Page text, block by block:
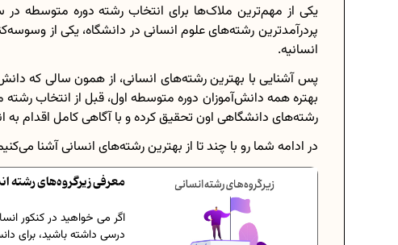
یکی از مهم‌ترین ملاک‌ها برای انتخاب رشته دوره متوسطه
پردرآمدترین رشته‌های علوم انسانی در دانشگاه، یکی از
انسانیه.
پس آشنایی با بهترین رشته‌های انسانی، از همون سالی که
بهتره همه دانش‌آموزان دوره متوسطه اول، قبل از انتخاب
رشته‌های دانشگاهی اون تحقیق کرده و با آگاهی کامل اقدام به
در ادامه شما رو با چند تا از بهترین رشته‌های انسانی آشنا
معرفی زیرگروه‌های رشته
اگر می خواهید در کنکور
درسی داشته باشید، برای